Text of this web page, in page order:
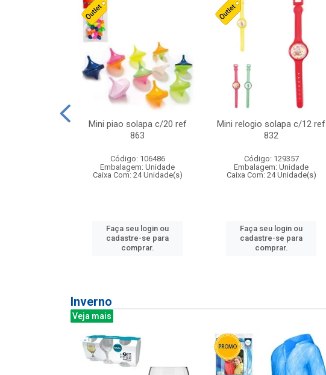
Mini piao solapa c/20 ref
863
Código: 106486
Embalagem: Unidade
Caixa Com: 24 Unidade(s)
Faça seu login ou
cadastre-se para
comprar.
Mini relogio solapa c/12 ref
832
Código: 129357
Embalagem: Unidade
Caixa Com: 24 Unidade(s)
Faça seu login ou
cadastre-se para
comprar.
Inverno
Veja mais